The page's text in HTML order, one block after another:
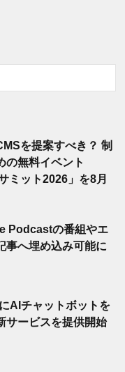
を提案すべき？ 制
の無料イベント
ミット2026」を8月
Podcastの番組やエ
事へ埋め込み可能に
AIチャットボットを
サービスを提供開始